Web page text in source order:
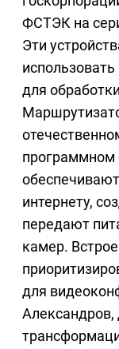
ФСТЭК на
Эти
для
программном
интернету,
передают
камер.
для
Александров,